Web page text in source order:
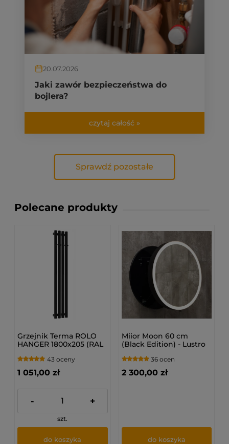
20.07.2026
Jaki zawór bezpieczeństwa do
bojlera?
czytaj całość »
Sprawdź pozostałe
Polecane produkty
Grzejnik Terma ROLO
HANGER 1800x205 (RAL
43 oceny
1 051,00 zł
- +
szt.
do koszyka
Miior Moon 60 cm
(Black Edition) - Lustro
oświetleniem LED
36 ocen
2 300,00 zł
do koszyka